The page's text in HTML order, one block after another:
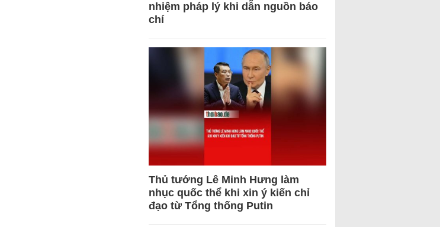
nhiệm pháp lý khi dẫn nguồn báo
chí
Thủ tướng Lê Minh Hưng làm
nhục quốc thể khi xin ý kiến chỉ
đạo từ Tổng thống Putin